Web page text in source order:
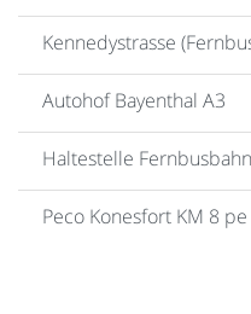
Kennedystrasse
Autohof Bayenthal A3
Haltestelle
Peco Konesfort KM 8 pe